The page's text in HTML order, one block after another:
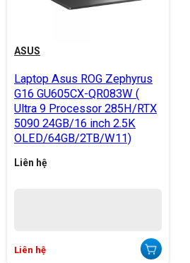
ASUS
Laptop Asus ROG Zephyrus
G16 GU605CX-QR083W (
Ultra 9 Processor 285H/RTX
5090 24GB/16 inch 2.5K
OLED/64GB/2TB/W11)
Liên hệ
Liên hệ